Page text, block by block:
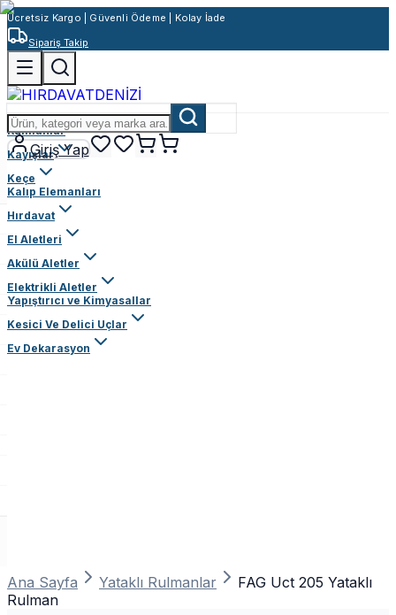
Ücretsiz Kargo | Güvenli Ödeme | Kolay İade
Sipariş Takip
Giriş Yap
Rulmanlar
Kayışlar
Keçe
Kalıp Elemanları
Hırdavat
El Aletleri
Akülü Aletler
Elektrikli Aletler
Yapıştırıcı ve Kimyasallar
Kesici Ve Delici Uçlar
Ev Dekarasyon
Ana Sayfa Yataklı Rulmanlar
FAG Uct 205 Yataklı
Rulman